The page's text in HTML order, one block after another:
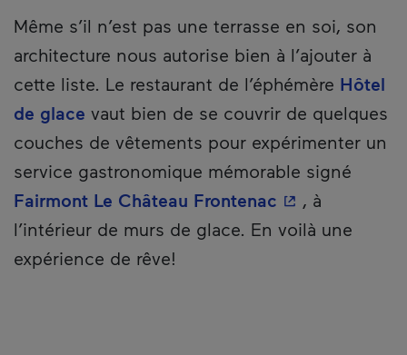
Même s’il n’est pas une terrasse en soi, son
architecture nous autorise bien à l’ajouter à
cette liste. Le restaurant de l’éphémère Hôtel
de glace vaut bien de se couvrir de quelques
couches de vêtements pour expérimenter un
service gastronomique mémorable signé
Fairmont Le Château Frontenac - Cet
, à
l’intérieur de murs de glace. En voilà une
expérience de rêve!